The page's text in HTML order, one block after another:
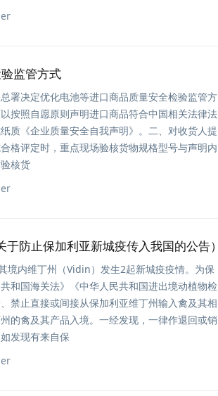
监管方式
署决定优化电池等进口商品质量安全检验监管方
按照自愿原则声明进口商品符合中国相关法律法
质《企业质量安全自我声明》。二、对收货人提
格评定时，重点现场验核货物规格型号与声明内
核货
防止保加利亚新城疫传入我国的公告）
境内维丁州（Vidin）发生2起新城疫疫情。为保
和国海关法》《中华人民共和国进出境动植物检
止直接或间接从保加利亚维丁州输入禽及其相
禽及其产品入境。一经发现，一律作退回或销
发现有来自保